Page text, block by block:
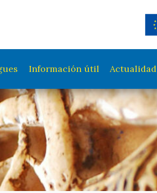
Información útil Actualidad